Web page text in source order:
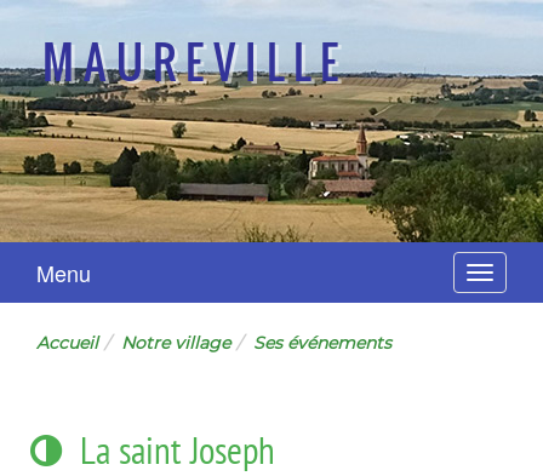
MAUREVILLE
Menu
Accueil Notre village Ses événements
La saint Joseph